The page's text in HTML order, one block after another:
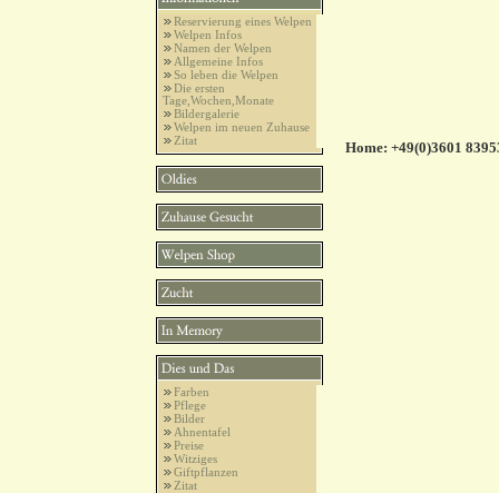
Reservierung eines Welpen
Welpen Infos
Namen der Welpen
Allgemeine Infos
So leben die Welpen
Die ersten
Tage,Wochen,Monate
Bildergalerie
Welpen im neuen Zuhause
Zitat
Farben
Pflege
Bilder
Ahnentafel
Preise
Witziges
Giftpflanzen
Zitat
Home: +49(0)3601